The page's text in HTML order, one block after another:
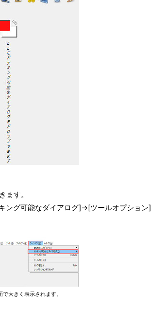
ます。
ング可能なダイアログ]→[ツールオプション]
大きく表示されます。